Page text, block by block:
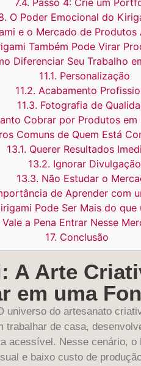
7.4. Passo 4: Crie um
O Poder Emocional do
e o Mercado de Produtos
Também Pode Virar
Diferenciar Seu Trabalho
11.1. Personalização
11.2. Acabamento
11.3. Fotografia de
Cobrar por Produtos em
Comuns de Quem Está
13.1. Querer Resultados
13.2. Ignorar Divulgação
13.3. Não Estudar o
de Aprender com
Pode Ser Mais do que
Vale a Pena Entrar Nesse
17. Conclusão
A Arte
em uma
universo do artesanato
trabalhar de casa,
acessível. Nesse cenário, o
e baixo custo de